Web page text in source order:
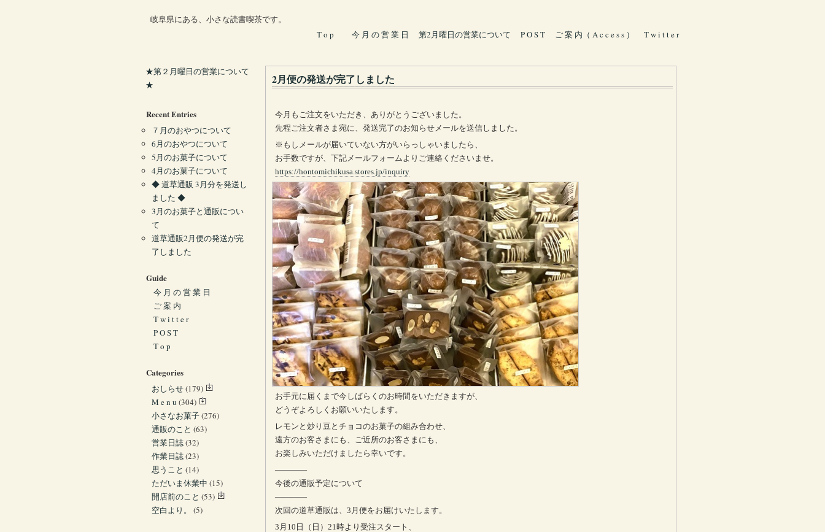
岐阜県にある、小さな読書喫茶です。
T o p
今 月 の 営 業 日 第2月曜日の営業について P O S T ご 案 内（ A c c e s s ） T w i t t e r
2月便の発送が完了しました
今月もご注文をいただき、ありがとうございました。
先程ご注文者さま宛に、発送完了のお知らせメールを送信しました。
※もしメールが届いていない方がいらっしゃいましたら、
お手数ですが、下記メールフォームよりご連絡くださいませ。
https://hontomichikusa.stores.jp/inquiry
お手元に届くまで今しばらくのお時間をいただきますが、
どうぞよろしくお願いいたします。
レモンと炒り豆とチョコのお菓子の組み合わせ、
遠方のお客さまにも、ご近所のお客さまにも、
お楽しみいただけましたら幸いです。
————
今後の通販予定について
————
次回の道草通販は、3月便をお届けいたします。
3月10日（日）21時より受注スタート、
★第２月曜日の営業について
★
Recent Entries
７月のおやつについて
6月のおやつについて
5月のお菓子について
4月のお菓子について
◆ 道草通販 3月分を発送し
ました ◆
3月のお菓子と通販につい
て
道草通販2月便の発送が完
了しました
Guide
今 月 の 営 業 日
ご 案 内
T w i t t e r
P O S T
T o p
Categories
おしらせ(179)
M e n u (304)
小さなお菓子(276)
通販のこと (63)
営業日誌(32)
作業日誌(23)
思うこと (14)
ただいま休業中 (15)
開店前のこと (53)
空白より。
(5)